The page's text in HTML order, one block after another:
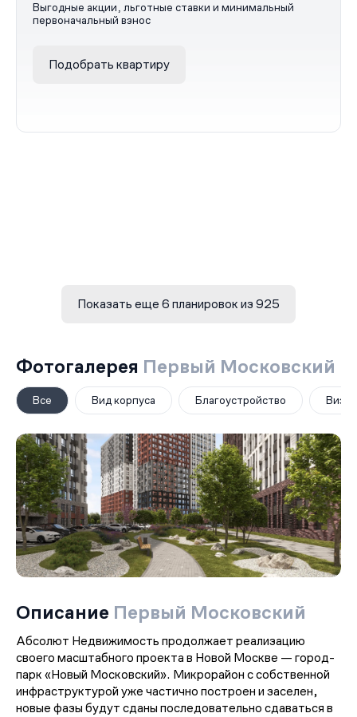
Выгодные акции, льготные ставки и минимальный
первоначальный взнос
Подобрать квартиру
Показать еще 6 планировок из 925
Фотогалерея Первый Московский
Все Вид корпуса Благоустройство
Описание Первый Московский
Абсолют Недвижимость продолжает реализацию
своего масштабного проекта в Новой Москве — город-
парк «Новый Московский». Микрорайон с собственной
инфраструктурой уже частично построен и заселен,
новые фазы будут сданы последовательно сдаваться в